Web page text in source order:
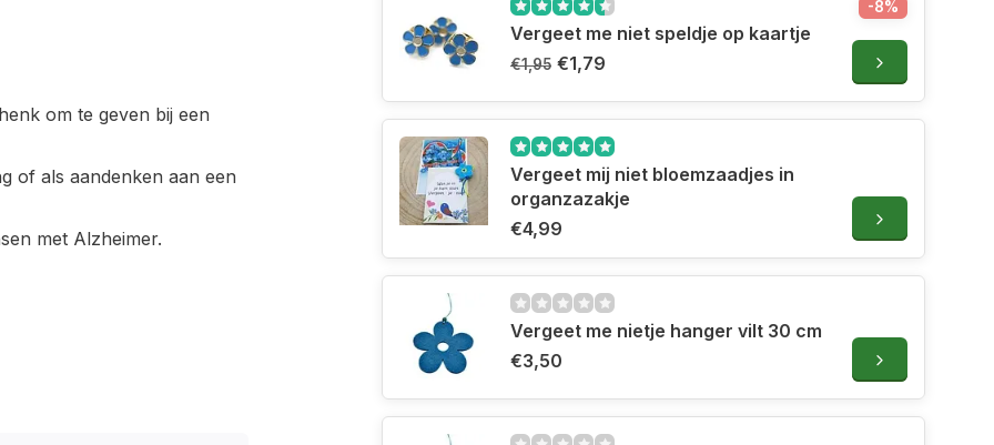
om te geven bij een
of als aandenken aan een
met Alzheimer.
Vergeet me niet speldje op kaartje
€1,95 €1,79
-8%
Vergeet mij niet bloemzaadjes in
organzazakje
€4,99
Vergeet me nietje hanger vilt 30 cm
€3,50